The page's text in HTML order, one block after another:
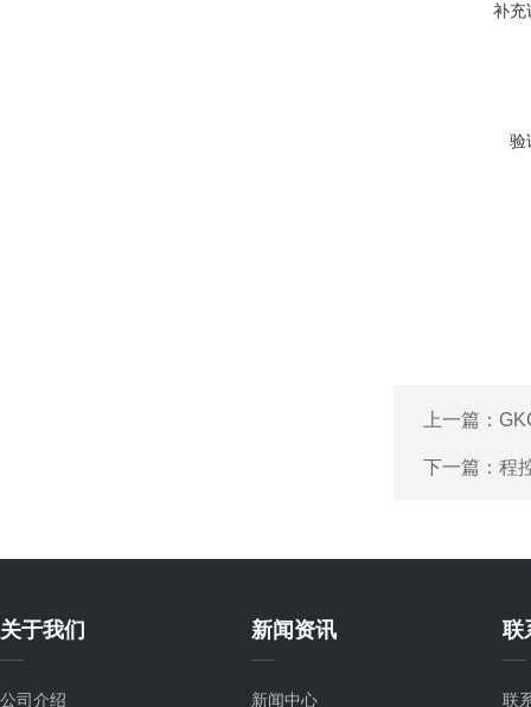
补充
验
上一篇：
下一篇： 程
关于我们
公司介绍
新闻资讯
新闻中心
联
联